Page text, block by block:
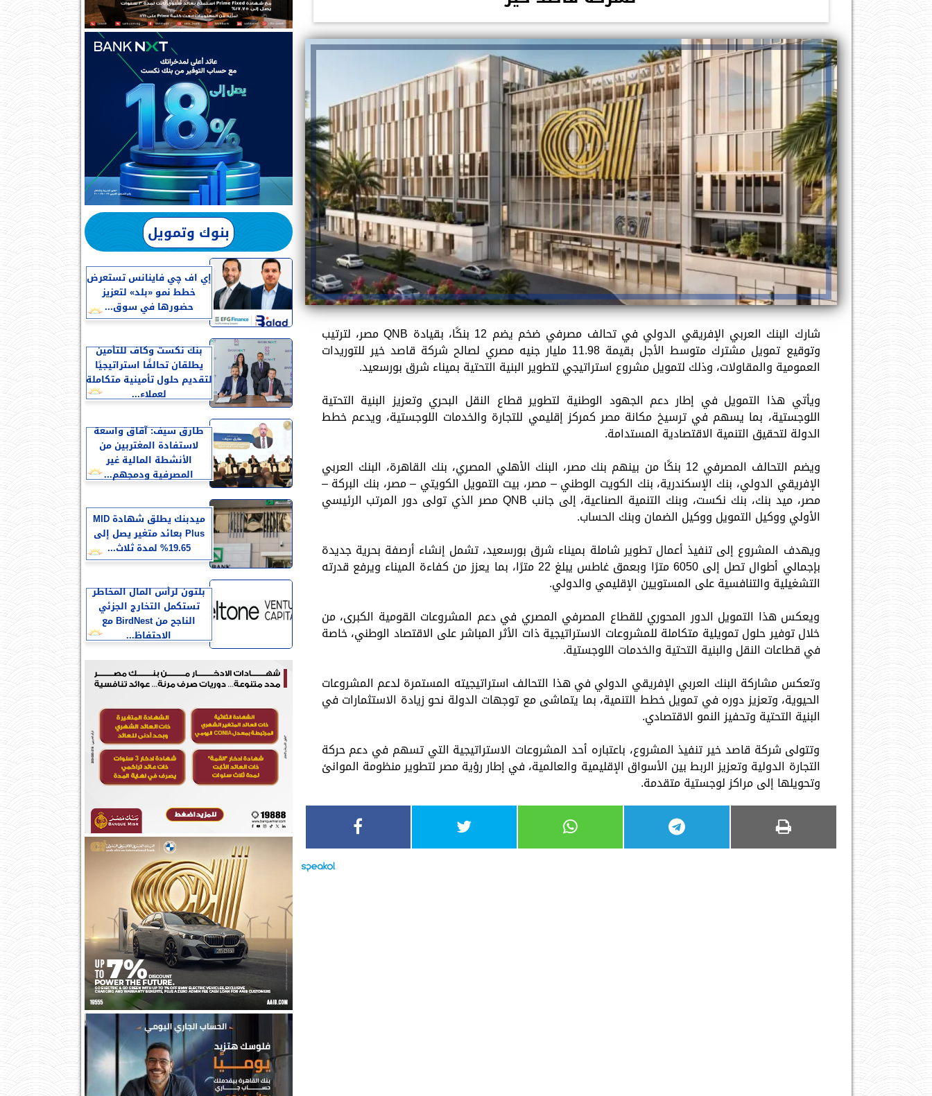
شارك البنك العربي الإفريقي الدولي في تحالف مصرفي ضخم يضم 12 بنكًا، بقيادة QNB مصر، لترتيب
وتوقيع تمويل مشترك متوسط الأجل بقيمة 11.98 مليار جنيه مصري لصالح شركة قاصد خير للتوريدات
العمومية والمقاولات، وذلك لتمويل مشروع استراتيجي لتطوير البنية التحتية بميناء شرق بورسعيد.
ويأتي هذا التمويل في إطار دعم الجهود الوطنية لتطوير قطاع النقل البحري وتعزيز البنية التحتية
اللوجستية، بما يسهم في ترسيخ مكانة مصر كمركز إقليمي للتجارة والخدمات اللوجستية، ويدعم خطط
الدولة لتحقيق التنمية الاقتصادية المستدامة.
ويضم التحالف المصرفي 12 بنكًا من بينهم بنك مصر، البنك الأهلي المصري، بنك القاهرة، البنك العربي
الإفريقي الدولي، بنك الإسكندرية، بنك الكويت الوطني – مصر، بيت التمويل الكويتي – مصر، بنك البركة –
مصر، ميد بنك، بنك نكست، وبنك التنمية الصناعية، إلى جانب QNB مصر الذي تولى دور المرتب الرئيسي
الأولي ووكيل التمويل ووكيل الضمان وبنك الحساب.
ويهدف المشروع إلى تنفيذ أعمال تطوير شاملة بميناء شرق بورسعيد، تشمل إنشاء أرصفة بحرية جديدة
بإجمالي أطوال تصل إلى 6050 مترًا وبعمق غاطس يبلغ 22 مترًا، بما يعزز من كفاءة الميناء ويرفع قدرته
التشغيلية والتنافسية على المستويين الإقليمي والدولي.
ويعكس هذا التمويل الدور المحوري للقطاع المصرفي المصري في دعم المشروعات القومية الكبرى، من
خلال توفير حلول تمويلية متكاملة للمشروعات الاستراتيجية ذات الأثر المباشر على الاقتصاد الوطني، خاصة
في قطاعات النقل والبنية التحتية والخدمات اللوجستية.
وتعكس مشاركة البنك العربي الإفريقي الدولي في هذا التحالف استراتيجيته المستمرة لدعم المشروعات
الحيوية، وتعزيز دوره في تمويل خطط التنمية، بما يتماشى مع توجهات الدولة نحو زيادة الاستثمارات في
البنية التحتية وتحفيز النمو الاقتصادي.
وتتولى شركة قاصد خير تنفيذ المشروع، باعتباره أحد المشروعات الاستراتيجية التي تسهم في دعم حركة
التجارة الدولية وتعزيز الربط بين الأسواق الإقليمية والعالمية، في إطار رؤية مصر لتطوير منظومة الموانئ
وتحويلها إلى مراكز لوجستية متقدمة.
بنوك وتمويل
إي اف چي فاينانس تستعرض
خطط نمو «بلد» لتعزيز
حضورها في سوق...
بنك نكست وكاف للتأمين
يطلقان تحالفًا استراتيجيًا
لتقديم حلول تأمينية متكاملة
لعملاء...
طارق سيف: آقاق واسعة
لاستفادة المغتربين من
الأنشطة المالية غير
المصرفية ودمجهم...
ميدبنك يطلق شهادة MID
Plus بعائد متغير يصل إلى
19.65% لمدة ثلاث...
بلتون لرأس المال المخاطر
تستكمل التخارج الجزئي
الناجح من BirdNest مع
الاحتفاظ...